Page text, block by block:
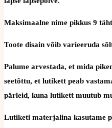
Maksimaalne nime pikkus 9
Toote disain võib varieeruda
Palume arvestada, et mida
seetõttu, et lutikett peab
pärleid, kuna lutikett muutub
Lutiketi materjalina kasutame